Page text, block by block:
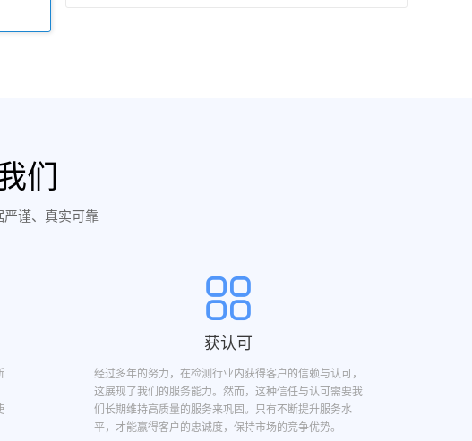
们
严谨、真实可靠
获认可
经过多年的努力，在检测行业内获得客户的信赖与认可，
这展现了我们的服务能力。然而，这种信任与认可需要我
们长期维持高质量的服务来巩固。只有不断提升服务水
平，才能赢得客户的忠诚度，保持市场的竞争优势。